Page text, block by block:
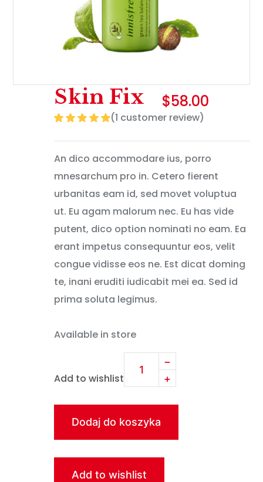
Skin Fix $58.00
(1 customer review)
An dico accommodare ius, porro
mnesarchum pro in. Cetero fierent
urbanitas eam id, sed movet voluptua
ut. Eu agam malorum nec. Eu has vide
putent, dico option nominati no eam. Ea
erant impetus consequuntur eos, velit
congue vidisse eos ne. Est dicat doming
te, inani eruditi iudicabit mei ea. Sed id
prima soluta legimus.
Available in store
Add to wishlist
Add to wishlist
Dodaj do koszyka